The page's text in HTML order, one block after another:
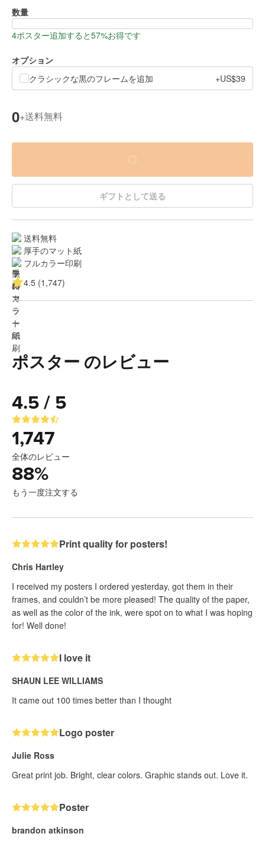
数量
4ポスター追加すると57%お得です
オプション
クラシックな黒のフレームを追加
+US$39
0+送料無料
ギフトとして送る
送料無料
厚手のマット紙
フルカラー印刷
4.5 (1,747)
ポスター のレビュー
4.5 / 5
1,747
全体のレビュー
88%
もう一度注文する
Print quality for posters!
Chris Hartley
I received my posters I ordered yesterday, got them in their
frames, and couldn’t be more pleased! The quality of the paper,
as well as the color of the ink, were spot on to what I was hoping
for! Well done!
I love it
SHAUN LEE WILLIAMS
It came out 100 times better than I thought
Logo poster
Julie Ross
Great print job. Bright, clear colors. Graphic stands out. Love it.
Poster
brandon atkinson